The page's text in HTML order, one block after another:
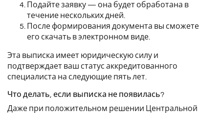
Подайте заявку — она будет обработана в
течение нескольких дней.
После формирования документа вы сможете
его скачать в электронном виде.
Эта выписка имеет юридическую силу и
подтверждает ваш статус аккредитованного
специалиста на следующие пять лет.
Что делать, если выписка не появилась?
Даже при положительном решении Центральной